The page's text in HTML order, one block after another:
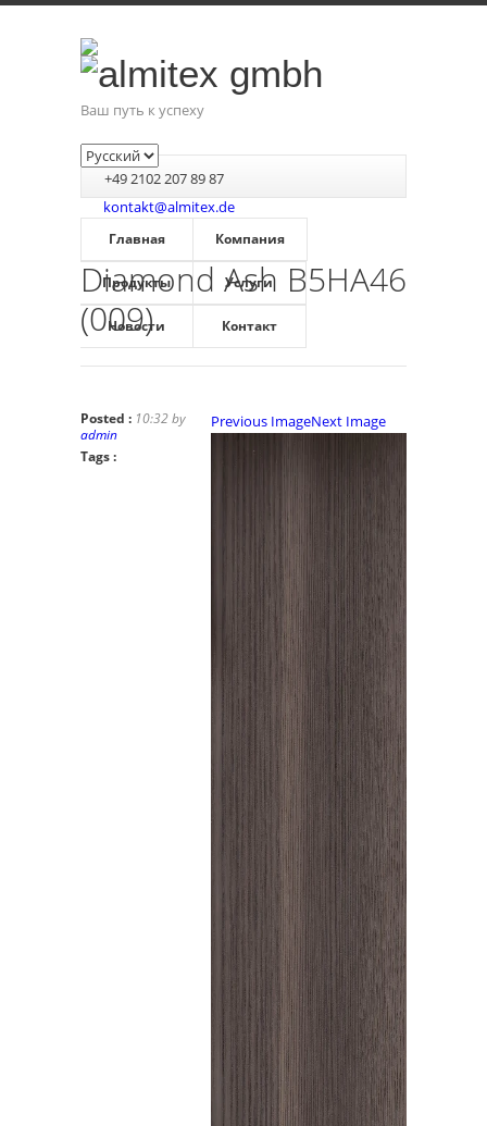
Ваш путь к успеху
+49 2102 207 89 87
kontakt@almitex.de
Главная Компания
Продукты Услуги
Новости Контакт
Diamond Ash B5HA46
(009)
Posted : 10:32 by
admin
Tags :
Previous ImageNext Image